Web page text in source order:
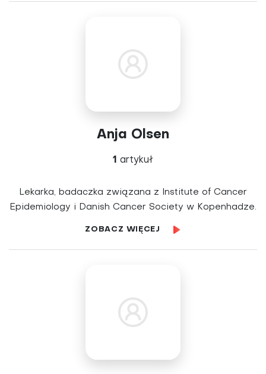
Anja Olsen
1 artykuł
Lekarka, badaczka związana z Institute of Cancer
Epidemiology i Danish Cancer Society w Kopenhadze.
ZOBACZ WIĘCEJ